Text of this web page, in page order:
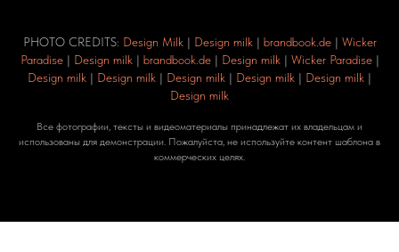
PHOTO CREDITS: Design Milk | Design milk | brandbook.de| Wicker
Paradise| Design milk | brandbook.de| Design milk | Wicker Paradise|
Design milk | Design milk | Design milk | Design milk | Design milk |
Design milk
Все фотографии, тексты и видеоматериалы принадлежат их владельцам и
использованы для демонстрации. Пожалуйста, не используйте контент шаблона в
коммерческих целях.